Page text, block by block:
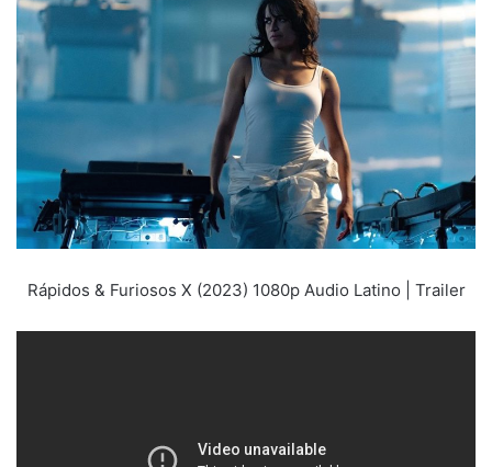
Rápidos & Furiosos X (2023) 1080p Audio Latino | Trailer